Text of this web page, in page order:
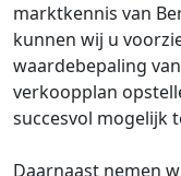
marktkennis van
kunnen wij u
waardebepaling
verkoopplan
succesvol mogelijk
Daarnaast nemen